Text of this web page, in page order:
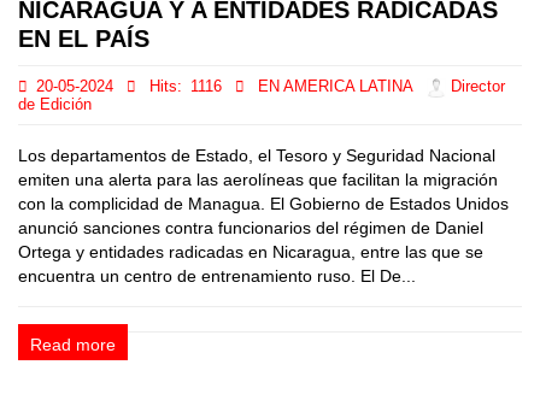
NICARAGUA Y A ENTIDADES RADICADAS
EN EL PAÍS
20-05-2024 Hits: 1116 EN AMERICA LATINA
Director
de Edición
Los departamentos de Estado, el Tesoro y Seguridad Nacional
emiten una alerta para las aerolíneas que facilitan la migración
con la complicidad de Managua. El Gobierno de Estados Unidos
anunció sanciones contra funcionarios del régimen de Daniel
Ortega y entidades radicadas en Nicaragua, entre las que se
encuentra un centro de entrenamiento ruso. El De...
Read more